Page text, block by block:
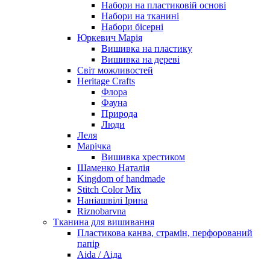
Набори на пластиковій основі
Набори на тканині
Набори бісерні
Юркевич Марія
Вишивка на пластику
Вишивка на дереві
Світ можливостей
Heritage Crafts
Флора
Фауна
Природа
Люди
Леля
Марічка
Вишивка хрестиком
Шаменко Наталія
Kingdom of handmade
Stitch Color Mix
Наніашвілі Ірина
Riznobarvna
Тканина для вишивання
Пластикова канва, страмін, перфорований
папір
Aida / Аіда